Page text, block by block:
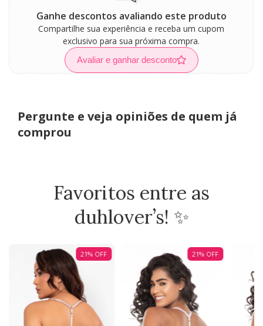
Ganhe descontos avaliando este produto
Compartilhe sua experiência e receba um cupom
exclusivo para sua próxima compra.
Avaliar e ganhar desconto
Pergunte e veja opiniões de quem já
comprou
Favoritos entre as
duhlover’s! ✨
21% OFF 21% OFF